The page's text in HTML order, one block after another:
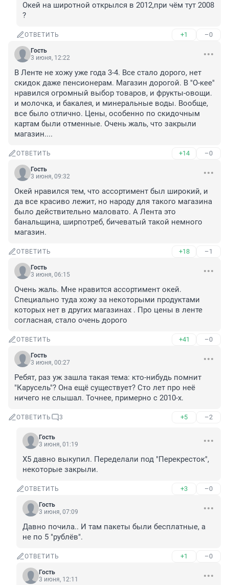
Окей на широтной открылся в 2012,при чём тут 2008
?
ОТВЕТИТЬ +1 –0
Гость
3 июня, 12:22
В Ленте не хожу уже года 3-4. Все стало дорого, нет
скидок даже пенсионерам. Магазин дорогой. В "О-кее"
нравился огромный выбор товаров, и фрукты-овощи.
и молочка, и бакалея, и минеральные воды. Вообще,
все было отлично. Цены, особенно по скидочным
картам были отменные. Очень жаль, что закрыли
магазин....
ОТВЕТИТЬ +14 –0
Гость
3 июня, 09:32
Окей нравился тем, что ассортимент был широкий, и
да все красиво лежит, но народу для такого магазина
было действительно маловато. А Лента это
банальщина, ширпотреб, бичеватый такой немного
магазин.
ОТВЕТИТЬ +18 –1
Гость
3 июня, 06:15
Очень жаль. Мне нравится ассортимент окей.
Специально туда хожу за некоторыми продуктами
которых нет в других магазинах . Про цены в ленте
согласная, стало очень дорого
ОТВЕТИТЬ +41 –0
Гость
3 июня, 00:27
Ребят, раз уж зашла такая тема: кто-нибудь помнит
"Карусель"? Она ещё существует? Сто лет про неё
ничего не слышал. Точнее, примерно с 2010-х.
ОТВЕТИТЬ 3 +5 –2
Гость
3 июня, 01:19
X5 давно выкупил. Переделали под "Перекресток",
некоторые закрыли.
ОТВЕТИТЬ +3 –0
Гость
3 июня, 07:09
Давно почила.. И там пакеты были бесплатные, а
не по 5 "рублёв".
ОТВЕТИТЬ +1 –0
Гость
3 июня, 12:11